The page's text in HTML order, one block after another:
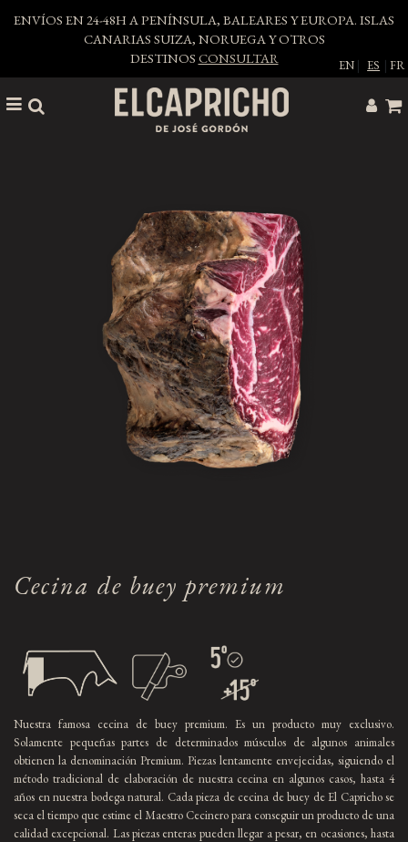
ENVÍOS EN 24-48H A PENÍNSULA, BALEARES Y EUROPA. ISLAS
CANARIAS SUIZA, NORUEGA Y OTROS
DESTINOS CONSULTAR EN | ES |FR
Cecina de buey premium
Nuestra famosa cecina de buey premium. Es un producto muy exclusivo.
Solamente pequeñas partes de determinados músculos de algunos animales
obtienen la denominación Premium. Piezas lentamente envejecidas, siguiendo el
método tradicional de elaboración de nuestra cecina en algunos casos, hasta 4
años en nuestra bodega natural. Cada pieza de cecina de buey de El Capricho se
seca el tiempo que estime el Maestro Cecinero para conseguir un producto de una
calidad excepcional. Las piezas enteras pueden llegar a pesar, en ocasiones, hasta